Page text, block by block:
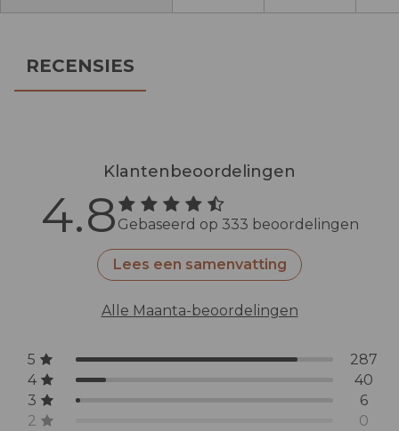
RECENSIES
Klantenbeoordelingen
4.8 Gebaseerd op 333 beoordelingen
Lees een samenvatting
Alle Maanta-beoordelingen
5
287
4
40
3
6
2
0